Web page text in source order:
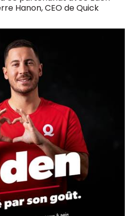
Hanon, CEO de Quick